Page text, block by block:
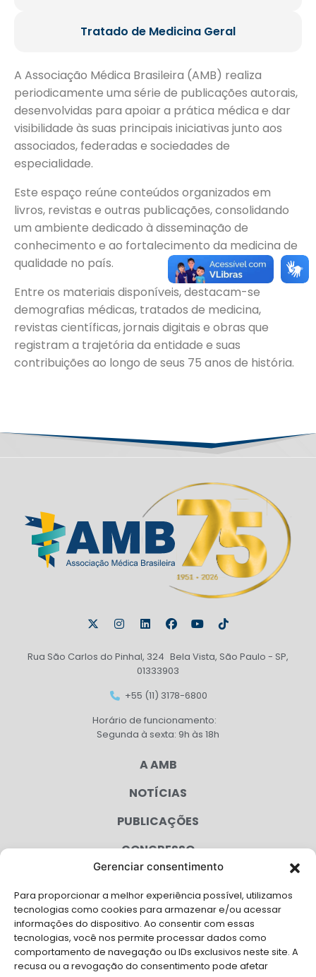
Gerenciar consentimento
Para proporcionar a melhor experiência possível, utilizamos
tecnologias como cookies para armazenar e/ou acessar
informações do dispositivo. Ao consentir com essas
tecnologias, você nos permite processar dados como
comportamento de navegação ou IDs exclusivos neste site. A
recusa ou a revogação do consentimento pode afetar
Tratado de Medicina Geral
A Associação Médica Brasileira (AMB) realiza
periodicamente uma série de publicações autorais,
desenvolvidas para apoiar a prática médica e dar
visibilidade às suas principais iniciativas junto aos
associados, federadas e sociedades de
especialidade.
Este espaço reúne conteúdos organizados em
livros, revistas e outras publicações, consolidando
um ambiente dedicado à disseminação de
conhecimento e ao fortalecimento da medicina de
qualidade no país.
Entre os materiais disponíveis, destacam-se
demografias médicas, tratados de medicina,
revistas científicas, jornais digitais e obras que
registram a trajetória da entidade e suas
contribuições ao longo de seus 75 anos de história.
Rua São Carlos do Pinhal, 324 Bela Vista, São Paulo - SP,
01333903
+55 (11) 3178-6800
Horário de funcionamento:
Segunda à sexta: 9h às 18h
A AMB
NOTÍCIAS
PUBLICAÇÕES
CONGRESSO
CAMPANHAS
SERVIÇOS
FILIADAS